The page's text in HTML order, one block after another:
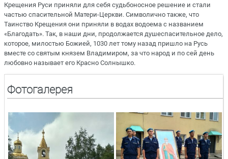
Крещения Руси приняли для себя судьбоносное решение и стали
частью спасительной Матери-Церкви. Символично также, что
Таинство Крещения они приняли в водах водоема с названием
«Благодать». Так, в наши дни, продолжается душеспасительное дело,
которое, милостью Божией, 1030 лет тому назад пришло на Русь
вместе со святым князем Владимиром, за что народ и по сей день
любовно называет его Красно Солнышко.
Фотогалерея